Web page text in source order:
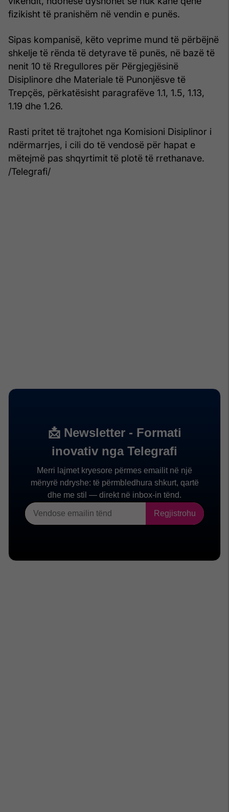
fizikisht të pranishëm në vendin e punës.
Sipas kompanisë, këto veprime mund të përbëjnë
shkelje të rënda të detyrave të punës, në bazë të
nenit 10 të Rregullores për Përgjegjësinë
Disiplinore dhe Materiale të Punonjësve të
Trepçës, përkatësisht paragrafëve 1.1, 1.5, 1.13,
1.19 dhe 1.26.
Rasti pritet të trajtohet nga Komisioni Disiplinor i
ndërmarrjes, i cili do të vendosë për hapat e
mëtejmë pas shqyrtimit të plotë të rrethanave.
/Telegrafi/